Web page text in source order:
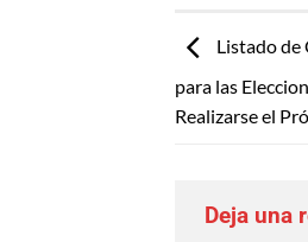
Listado de
para las
Realizarse el
Deja una